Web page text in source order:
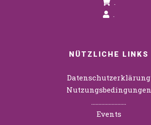
NÜTZLICHE LINKS
Datenschutzerklärung
Nutzungsbedingungen
Events